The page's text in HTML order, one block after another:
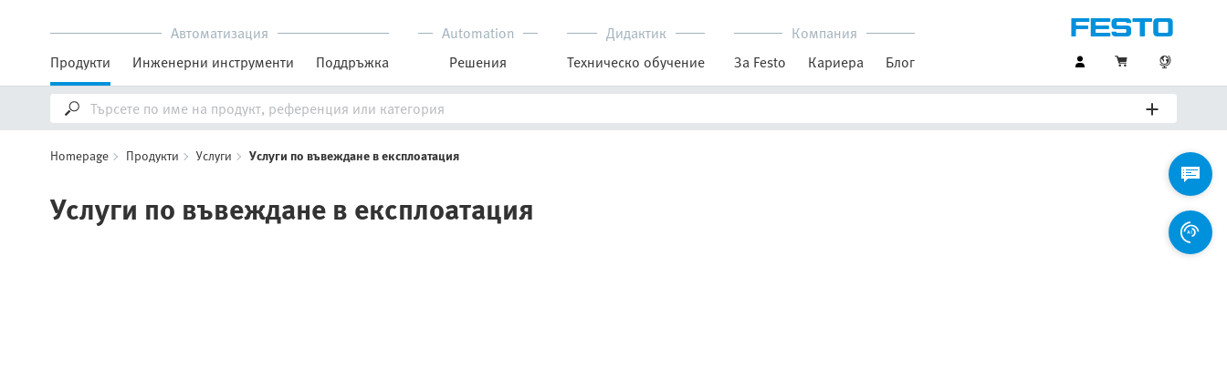
Автоматизация
Продукти
Инженерни инструменти Поддръжка
Automation
Решения
Дидактик
Техническо обучение
Компания
За Festo
Кариера Блог
Homepage Продукти Услуги Услуги по въвеждане в експлоатация
Услуги по въвеждане в експлоатация